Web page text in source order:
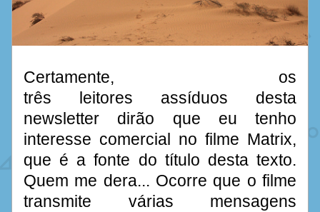
Certamente, os
três leitores assíduos desta
newsletter dirão que eu tenho
interesse comercial no filme Matrix,
que é a fonte do título desta texto.
Quem me dera... Ocorre que o filme
transmite várias mensagens